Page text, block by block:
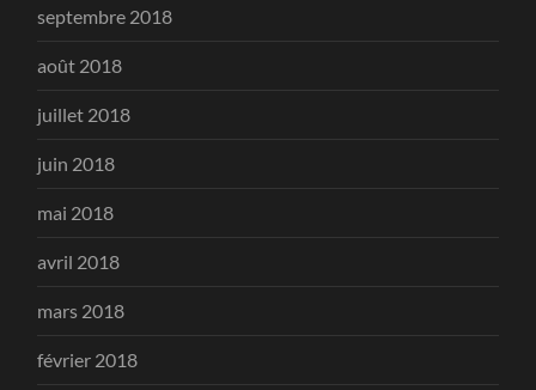
septembre 2018
août 2018
juillet 2018
juin 2018
mai 2018
avril 2018
mars 2018
février 2018